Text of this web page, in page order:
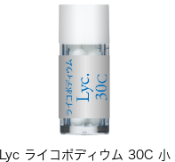
Lyc ライコポディウム 30C 小